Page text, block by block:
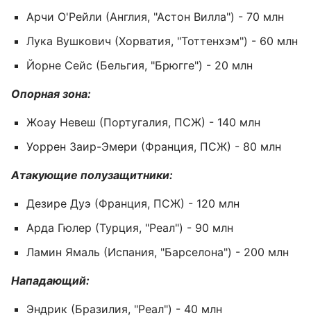
Арчи О'Рейли (Англия, "Астон Вилла") - 70 млн
Лука Вушкович (Хорватия, "Тоттенхэм") - 60 млн
Йорне Сейс (Бельгия, "Брюгге") - 20 млн
Опорная зона:
Жоау Невеш (Португалия, ПСЖ) - 140 млн
Уоррен Заир-Эмери (Франция, ПСЖ) - 80 млн
Атакующие полузащитники:
Дезире Дуэ (Франция, ПСЖ) - 120 млн
Арда Гюлер (Турция, "Реал") - 90 млн
Ламин Ямаль (Испания, "Барселона") - 200 млн
Нападающий:
Эндрик (Бразилия, "Реал") - 40 млн